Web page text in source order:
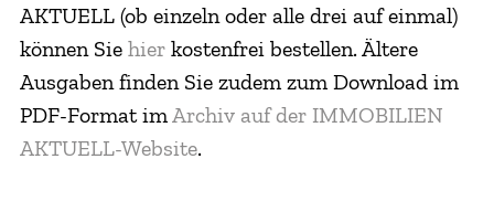
AKTUELL (ob einzeln oder alle drei auf einmal)
können Sie hierkostenfrei bestellen. Ältere
Ausgaben finden Sie zudem zum Download im
PDF-Format imArchiv auf der IMMOBILIEN
AKTUELL-Website.